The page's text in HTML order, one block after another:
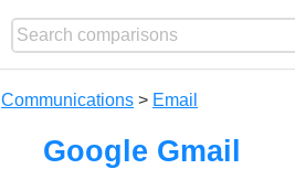
Communications > Email
Google Gmail